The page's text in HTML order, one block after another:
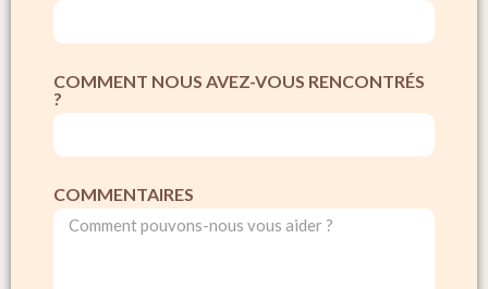
COMMENT NOUS AVEZ-VOUS RENCONTRÉS
?
COMMENTAIRES